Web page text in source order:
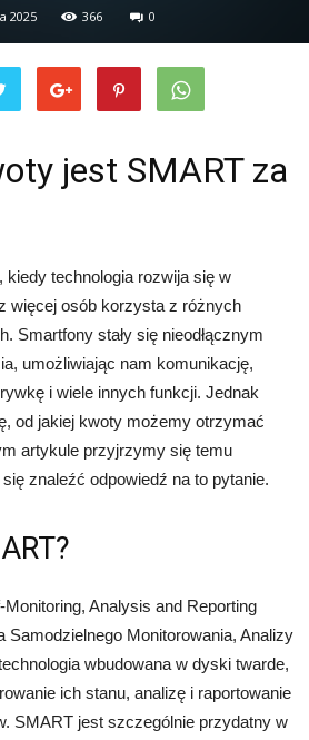
2025 366 0
jest SMART za
technologia rozwija się w
więcej osób korzysta z różnych
Smartfony stały się nieodłącznym
umożliwiając nam komunikację,
i wiele innych funkcji. Jednak
od jakiej kwoty możemy otrzymać
artykule przyjrzymy się temu
znaleźć odpowiedź na to pytanie.
Analysis and Reporting
Samodzielnego Monitorowania, Analizy
wbudowana w dyski twarde,
ich stanu, analizę i raportowanie
SMART jest szczególnie przydatny w